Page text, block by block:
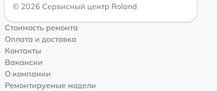
© 2026 Сервисный центр Roland
Стоимость ремонта
Оплата и доставка
Контакты
Вакансии
О компании
Ремонтируемые модели